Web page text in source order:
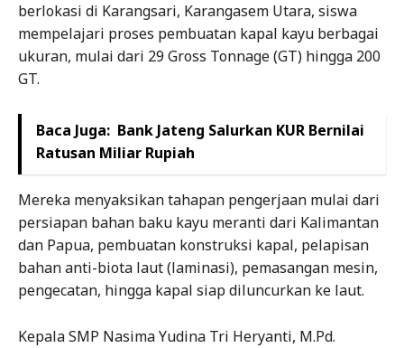
berlokasi di Karangsari, Karangasem Utara, siswa
mempelajari proses pembuatan kapal kayu berbagai
ukuran, mulai dari 29 Gross Tonnage (GT) hingga 200
GT.
Baca Juga: Bank Jateng Salurkan KUR Bernilai
Ratusan Miliar Rupiah
Mereka menyaksikan tahapan pengerjaan mulai dari
persiapan bahan baku kayu meranti dari Kalimantan
dan Papua, pembuatan konstruksi kapal, pelapisan
bahan anti-biota laut (laminasi), pemasangan mesin,
pengecatan, hingga kapal siap diluncurkan ke laut.
Kepala SMP Nasima Yudina Tri Heryanti, M.Pd.